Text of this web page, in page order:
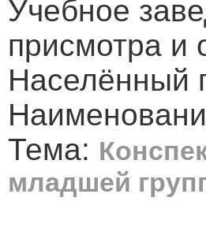
Учебное
присмотра и
Населённый
Тема:
младшей